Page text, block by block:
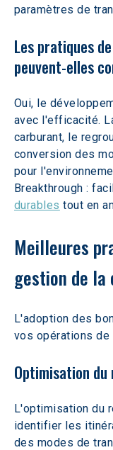
paramètres de
Les pratiques
peuvent-elles
Oui, le
avec l'efficacité.
carburant, le
conversion des
pour
Breakthrough :
durables tout en
Meilleures
gestion de
L'adoption des
vos opérations
Optimisation du
L'optimisation du
identifier les
des modes de